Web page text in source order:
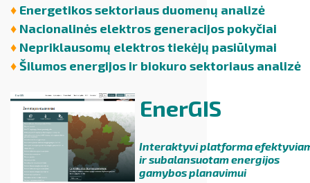
♦ Energetikos sektoriaus duomenų analizė
♦ Nacionalinės elektros generacijos pokyčiai
♦ Nepriklausomų elektros tiekėjų pasiūlymai
♦Šilumos energijos ir biokuro sektoriaus analizė
EnerGIS
Interaktyvi platforma
ir subalansuotam energijos
gamybos planavimui